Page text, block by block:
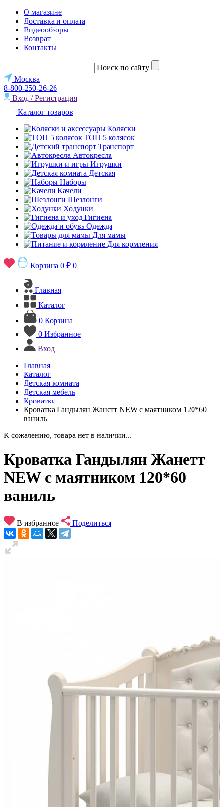
О магазине
Доставка и оплата
Видеообзоры
Возврат
Контакты
Поиск по сайту
Москва
8-800-250-26-26
Вход / Регистрация
Каталог товаров
Коляски
ТОП 5 колясок
Транспорт
Автокресла
Игрушки
Детская
Наборы
Качели
Шезлонги
Ходунки
Гигиена
Одежда
Для мамы
Для кормления
Корзина 0 ₽ 0
Главная
Каталог
0 Корзина
0 Избранное
Вход
Главная
Каталог
Детская комната
Детская мебель
Кроватки
Кроватка Гандылян Жанетт NEW с маятником 120*60
ваниль
К сожалению, товара нет в наличии...
Кроватка Гандылян Жанетт
NEW с маятником 120*60
ваниль
В избранное Поделиться